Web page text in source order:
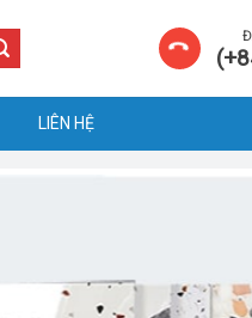
LIÊN HỆ